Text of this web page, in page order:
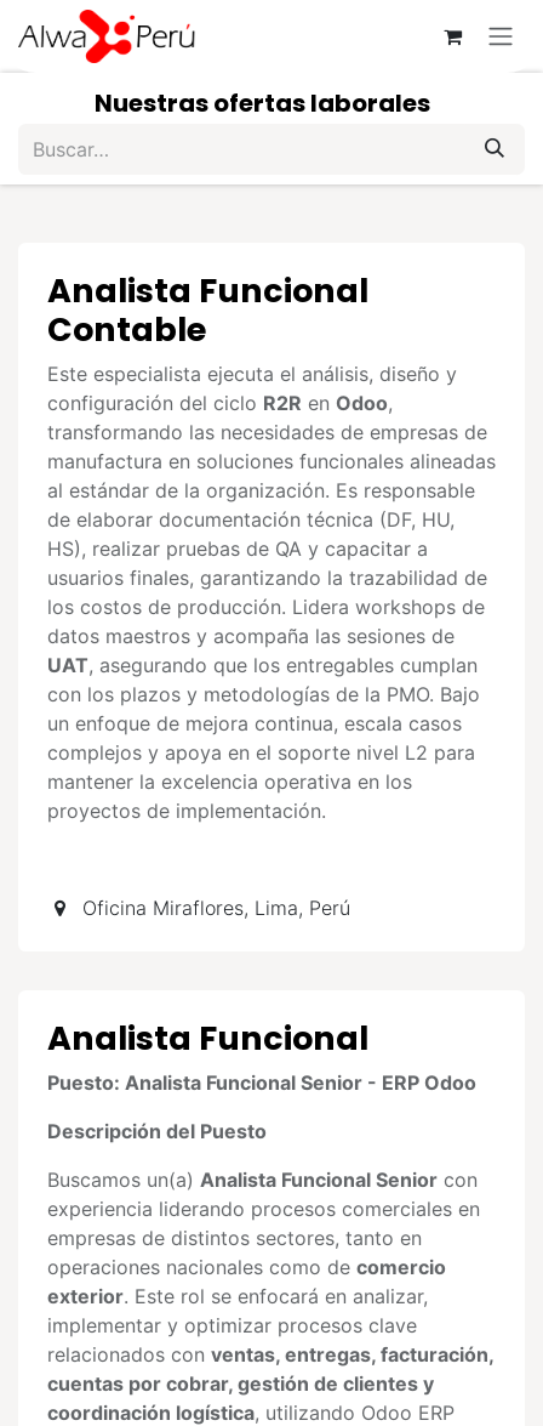
Ir al contenido
Nuestras ofertas laborales
Analista Funcional
Contable
Este especialista ejecuta el análisis, diseño y
configuración del ciclo R2R en Odoo,
transformando las necesidades de empresas de
manufactura en soluciones funcionales alineadas
al estándar de la organización. Es responsable
de elaborar documentación técnica (DF, HU,
HS), realizar pruebas de QA y capacitar a
usuarios finales, garantizando la trazabilidad de
los costos de producción. Lidera workshops de
datos maestros y acompaña las sesiones de
UAT, asegurando que los entregables cumplan
con los plazos y metodologías de la PMO. Bajo
un enfoque de mejora continua, escala casos
complejos y apoya en el soporte nivel L2 para
mantener la excelencia operativa en los
proyectos de implementación.
Oficina Miraflores, Lima, Perú
Analista Funcional
Puesto: Analista Funcional Senior - ERP Odoo
Descripción del Puesto
Buscamos un(a) Analista Funcional Senior con
experiencia liderando procesos comerciales en
empresas de distintos sectores, tanto en
operaciones nacionales como de comercio
exterior. Este rol se enfocará en analizar,
implementar y optimizar procesos clave
relacionados con ventas, entregas, facturación,
cuentas por cobrar, gestión de clientes y
coordinación logística, utilizando Odoo ERP